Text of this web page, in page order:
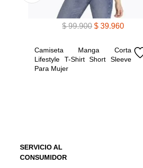
$ 99.900 $ 39.960
Camiseta Manga Corta
Lifestyle T-Shirt Short Sleeve
Para Mujer
SERVICIO AL
CONSUMIDOR